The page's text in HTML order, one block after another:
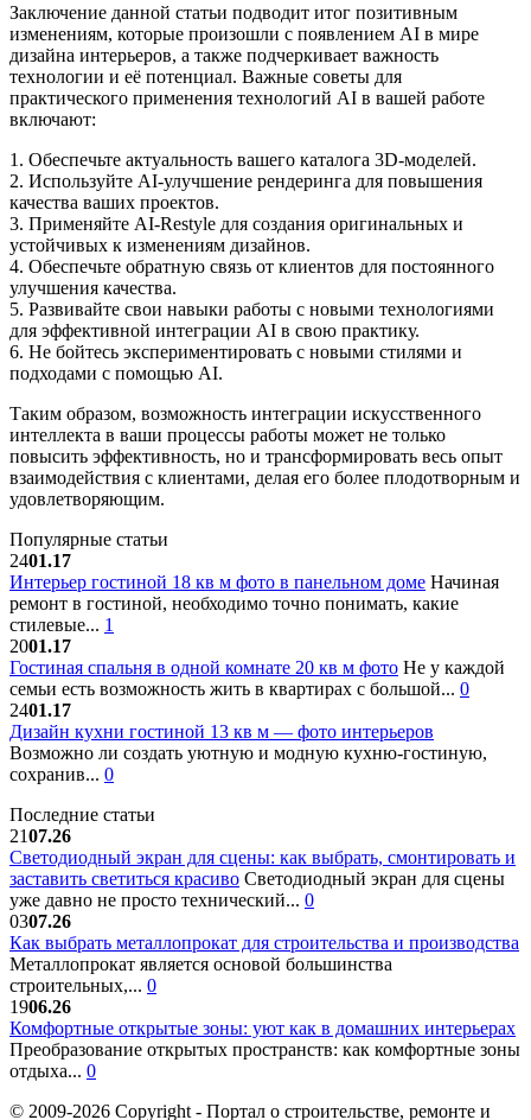
Заключение данной статьи подводит итог позитивным
изменениям, которые произошли с появлением AI в мире
дизайна интерьеров, а также подчеркивает важность
технологии и её потенциал. Важные советы для
практического применения технологий AI в вашей работе
включают:
1. Обеспечьте актуальность вашего каталога 3D-моделей.
2. Используйте AI-улучшение рендеринга для повышения
качества ваших проектов.
3. Применяйте AI-Restyle для создания оригинальных и
устойчивых к изменениям дизайнов.
4. Обеспечьте обратную связь от клиентов для постоянного
улучшения качества.
5. Развивайте свои навыки работы с новыми технологиями
для эффективной интеграции AI в свою практику.
6. Не бойтесь экспериментировать с новыми стилями и
подходами с помощью AI.
Таким образом, возможность интеграции искусственного
интеллекта в ваши процессы работы может не только
повысить эффективность, но и трансформировать весь опыт
взаимодействия с клиентами, делая его более плодотворным и
удовлетворяющим.
Популярные статьи
2401.17
Интерьер гостиной 18 кв м фото в панельном доме Начиная
ремонт в гостиной, необходимо точно понимать, какие
стилевые... 1
2001.17
Гостиная спальня в одной комнате 20 кв м фото Не у каждой
семьи есть возможность жить в квартирах с большой... 0
2401.17
Дизайн кухни гостиной 13 кв м — фото интерьеров
Возможно ли создать уютную и модную кухню-гостиную,
сохранив... 0
Последние статьи
2107.26
Светодиодный экран для сцены: как выбрать, смонтировать и
заставить светиться красиво Светодиодный экран для сцены
уже давно не просто технический... 0
0307.26
Как выбрать металлопрокат для строительства и производства
Металлопрокат является основой большинства
строительных,... 0
1906.26
Комфортные открытые зоны: уют как в домашних интерьерах
Преобразование открытых пространств: как комфортные зоны
отдыха... 0
© 2009-2026 Copyright - Портал о строительстве, ремонте и